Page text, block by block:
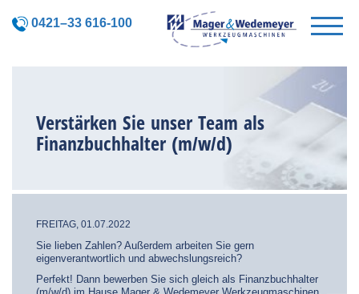
0421–33 616-100
Verstärken Sie unser Team als
Finanzbuchhalter (m/w/d)
FREITAG, 01.07.2022
Sie lieben Zahlen? Außerdem arbeiten Sie gern
eigenverantwortlich und abwechslungsreich?
Perfekt! Dann bewerben Sie sich gleich als Finanzbuchhalter